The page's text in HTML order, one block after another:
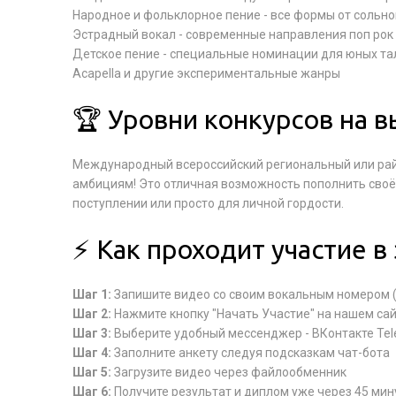
Народное и фольклорное пение - все формы от
Эстрадный вокал - современные направления поп
Детское пение - специальные номинации для юных
Acapella и другие экспериментальные жанры
🏆 Уровни конкурсов на
Международный всероссийский региональный или
амбициям! Это отличная возможность пополнить
поступлении или просто для личной гордости.
⚡ Как проходит участие
Шаг 1: Запишите видео со своим вокальным номером
Шаг 2: Нажмите кнопку "Начать Участие" на нашем
Шаг 3: Выберите удобный мессенджер - ВКонтакте
Шаг 4: Заполните анкету следуя подсказкам чат-бота
Шаг 5: Загрузите видео через файлообменник
Шаг 6: Получите результат и диплом уже через 45